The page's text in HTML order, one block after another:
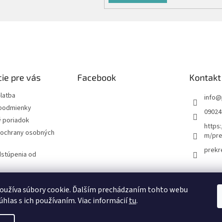
súbory cookie. Ďalším prechádzaním tohto webu
s ich používaním. Viac informáciítu.
pre vás
poriadok
osobných
od
Facebook Kontakt
info@
m/